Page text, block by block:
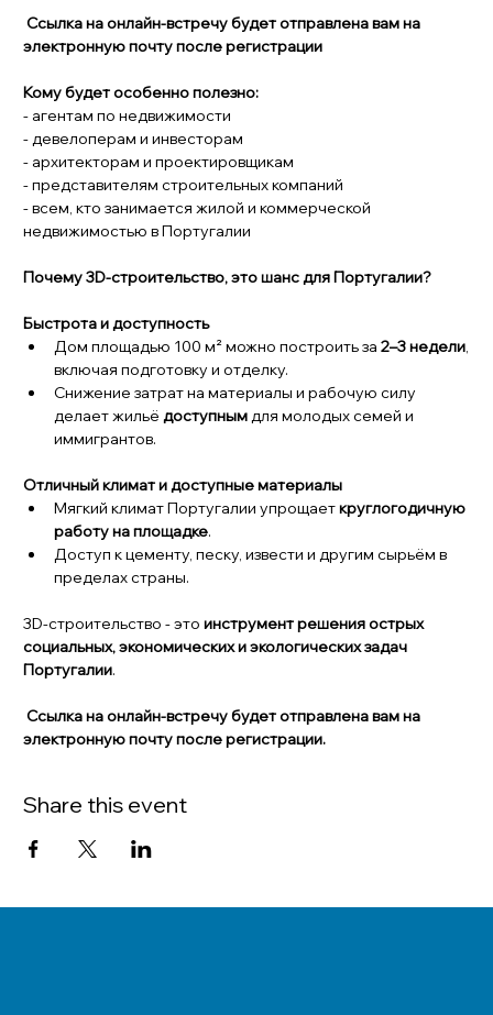
Ссылка на онлайн-встречу будет отправлена вам на
электронную почту после регистрации
Кому будет особенно полезно:
- агентам по недвижимости
- девелоперам и инвесторам
- архитекторам и проектировщикам
- представителям строительных компаний
- всем, кто занимается жилой и коммерческой
недвижимостью в Португалии
Почему 3D-строительство, это шанс для Португалии?
Быстрота и доступность
Дом площадью 100 м² можно построить за 2–3 недели,
включая подготовку и отделку.
Снижение затрат на материалы и рабочую силу
делает жильё доступным для молодых семей и
иммигрантов.
Отличный климат и доступные материалы
Мягкий климат Португалии упрощает круглогодичную
работу на площадке.
Доступ к цементу, песку, извести и другим сырьём в
пределах страны.
3D-строительство - это инструмент решения острых
социальных, экономических и экологических задач
Португалии.
Ссылка на онлайн-встречу будет отправлена вам на
электронную почту после регистрации.
Share this event